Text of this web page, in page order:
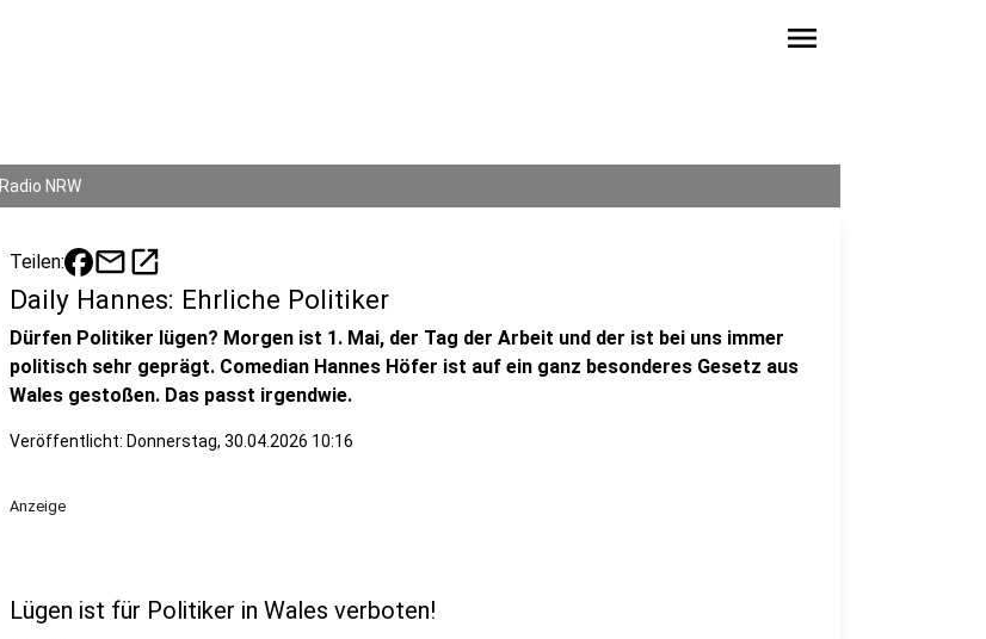
menu
Radio NRW
Teilen: mailopen_in_new
Daily Hannes: Ehrliche Politiker
Dürfen Politiker lügen? Morgen ist 1. Mai, der Tag der Arbeit und der ist bei uns immer
politisch sehr geprägt. Comedian Hannes Höfer ist auf ein ganz besonderes Gesetz aus
Wales gestoßen. Das passt irgendwie.
Veröffentlicht: Donnerstag, 30.04.2026 10:16
Anzeige
Lügen ist für Politiker in Wales verboten!